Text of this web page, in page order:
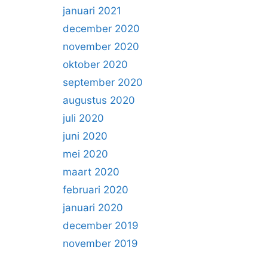
januari 2021
december 2020
november 2020
oktober 2020
september 2020
augustus 2020
juli 2020
juni 2020
mei 2020
maart 2020
februari 2020
januari 2020
december 2019
november 2019